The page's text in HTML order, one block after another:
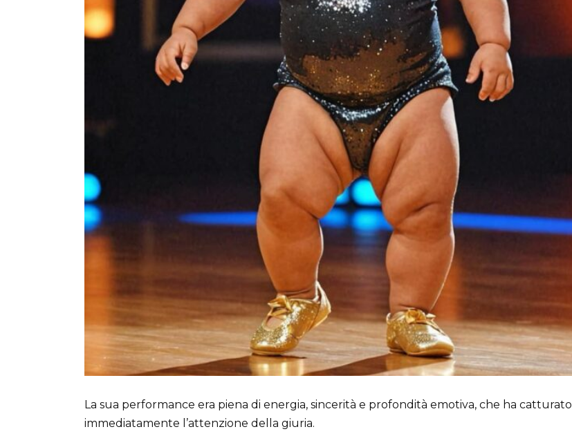
La sua performance era piena di energia, sincerità e profondità emotiva, che ha catturato
immediatamente l’attenzione della giuria.